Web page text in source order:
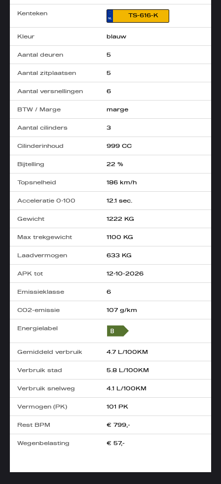
Kenteken TS-616-K
Kleur blauw
Aantal deuren 5
Aantal zitplaatsen 5
Aantal versnellingen 6
BTW / Marge marge
Aantal cilinders 3
Cilinderinhoud 999 CC
Bijtelling 22 %
Topsnelheid 186 km/h
Acceleratie 0-100 12.1 sec.
Gewicht 1222 KG
Max trekgewicht 1100 KG
Laadvermogen 633 KG
APK tot 12-10-2026
Emissieklasse 6
CO2-emissie 107 g/km
Energielabel
Gemiddeld verbruik 4.7 L/100KM
Verbruik stad 5.8 L/100KM
Verbruik snelweg 4.1 L/100KM
Vermogen (PK) 101 PK
Rest BPM € 799,-
Wegenbelasting € 57,-